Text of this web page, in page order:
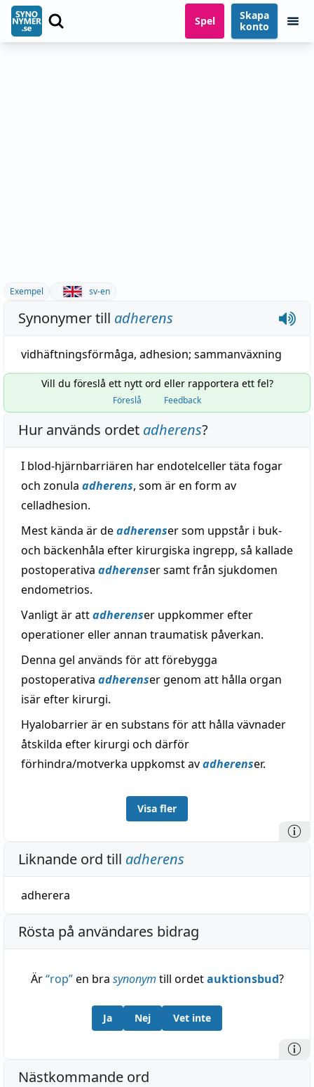
Spel
Skapa
konto
Exempel sv-en
Synonymer till adherens
vidhäftningsförmåga, adhesion; sammanväxning
Vill du föreslå ett nytt ord eller rapportera ett fel?
Föreslå Feedback
Hur används ordet adherens?
I blod-hjärnbarriären har endotelceller täta fogar
och zonula adherens, som är en form av
celladhesion.
Mest kända är deadherenser som uppstår i buk-
och bäckenhåla efter kirurgiska ingrepp, så kallade
postoperativa adherenser samt från sjukdomen
endometrios.
Vanligt är attadherenser uppkommer efter
operationer eller annan traumatisk påverkan.
Denna gel används för att förebygga
postoperativa adherenser genom att hålla organ
isär efter kirurgi.
Hyalobarrier är en substans för att hålla vävnader
åtskilda efter kirurgi och därför
förhindra/motverka uppkomst avadherenser.
Visa fler
Liknande ord till adherens
adherera
Rösta på användares bidrag
Är“rop”en bra synonym till ordetauktionsbud?
Ja Nej Vet inte
Nästkommande ord